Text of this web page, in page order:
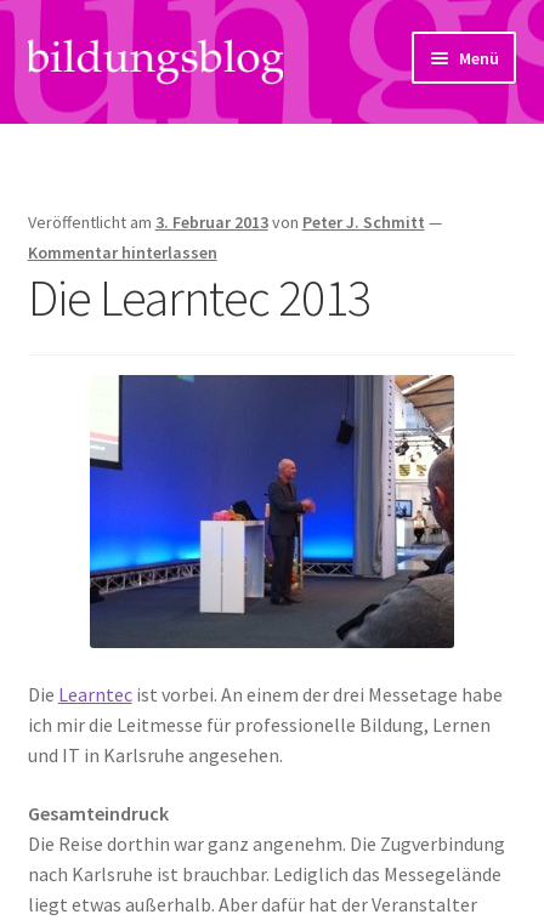
Zur
Navigation
springen
Zum
Inhalt
springen
Menü
Über uns
Links
Kontakt
Bildungsreport
Hendriks Gedanken
Peps Gedanken
Alle Beiträge:
Veröffentlicht am 3. Februar 2013von Peter J. Schmitt —
Kommentar hinterlassen
Die Learntec 2013
Die Learntecist vorbei. An einem der drei Messetage habe
ich mir die Leitmesse für professionelle Bildung, Lernen
und IT in Karlsruhe angesehen.
Gesamteindruck
Die Reise dorthin war ganz angenehm. Die Zugverbindung
nach Karlsruhe ist brauchbar. Lediglich das Messegelände
liegt etwas außerhalb. Aber dafür hat der Veranstalter